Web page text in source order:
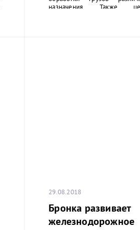
назначения. Также
29.08.2018
Бронка развивает
железнодорожное